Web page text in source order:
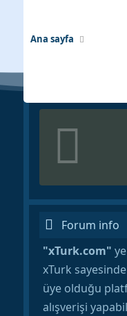
Ana sayfa
Forum info
"xTurk.com"
xTurk
üye olduğu
alışverişi